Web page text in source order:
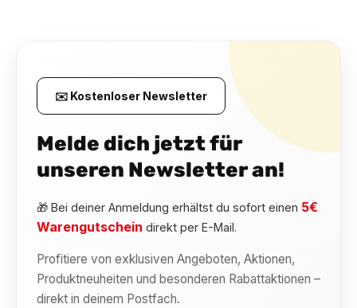
✉️ Kostenloser Newsletter
Melde dich jetzt für
unseren Newsletter an!
🎁 Bei deiner Anmeldung erhältst du sofort einen 5€
Warengutschein direkt per E-Mail.
Profitiere von exklusiven Angeboten, Aktionen,
Produktneuheiten und besonderen Rabattaktionen –
direkt in deinem Postfach.